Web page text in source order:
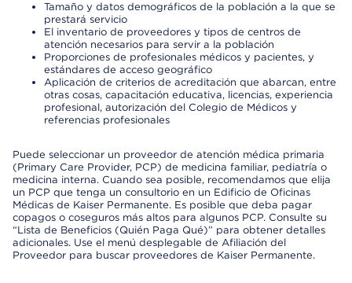
Tamaño y datos demográficos de la población a la que se
prestará servicio
El inventario de proveedores y tipos de centros de
atención necesarios para servir a la población
Proporciones de profesionales médicos y pacientes, y
estándares de acceso geográfico
Aplicación de criterios de acreditación que abarcan, entre
otras cosas, capacitación educativa, licencias, experiencia
profesional, autorización del Colegio de Médicos y
referencias profesionales
Puede seleccionar un proveedor de atención médica primaria
(Primary Care Provider, PCP) de medicina familiar, pediatría o
medicina interna. Cuando sea posible, recomendamos que elija
un PCP que tenga un consultorio en un Edificio de Oficinas
Médicas de Kaiser Permanente. Es posible que deba pagar
copagos o coseguros más altos para algunos PCP. Consulte su
“Lista de Beneficios (Quién Paga Qué)” para obtener detalles
adicionales. Use el menú desplegable de Afiliación del
Proveedor para buscar proveedores de Kaiser Permanente.